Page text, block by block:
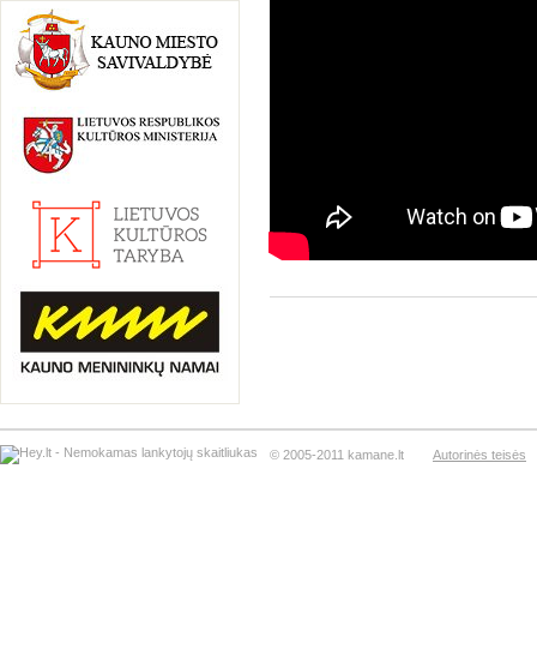
© 2005-2011 kamane.lt Autorinės teisės